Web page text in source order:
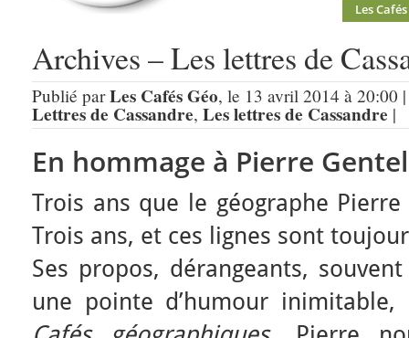
Les Cafés
Archives – Les lettres de
Publié parLes Cafés Géo, le 13 avril 2014 à 20:00
Lettres de Cassandre, Les lettres de Cassandre |
En hommage à Pierre
Trois ans que le géographe
Trois ans, et ces lignes sont
Ses propos, dérangeants,
une pointe d’humour